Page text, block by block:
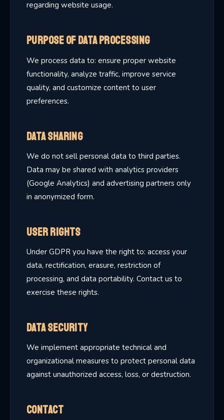
regarding website usage.
Purpose of Data Processing
We process data to: ensure proper website
functionality, analyze traffic, improve service
quality, and customize content to user
preferences.
Data Sharing
We do not sell personal data to third parties.
Data may be shared with analytics providers
(Google Analytics) and advertising partners only
in anonymized form.
User Rights
Under GDPR you have the right to: access your
data, rectification, erasure, restriction of
processing, and data portability. Contact us to
exercise these rights.
Data Security
We implement appropriate technical and
organizational measures to protect personal data
against unauthorized access, loss, or destruction.
Contact